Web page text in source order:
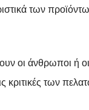
των
οι άνθρωποι ή
κριτικές των